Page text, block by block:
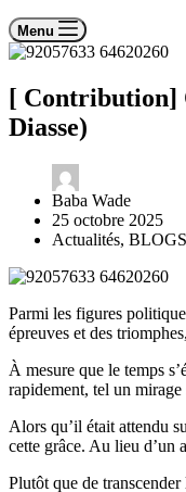
Menu
[ Contribution]
Diasse)
Baba Wade
25 octobre 2025
Actualités, BLOGS
Parmi les figures
épreuves et des
À mesure que le temps
rapidement, tel un
Alors qu’il était attendu
cette grâce. Au lieu d’un
Plutôt que de